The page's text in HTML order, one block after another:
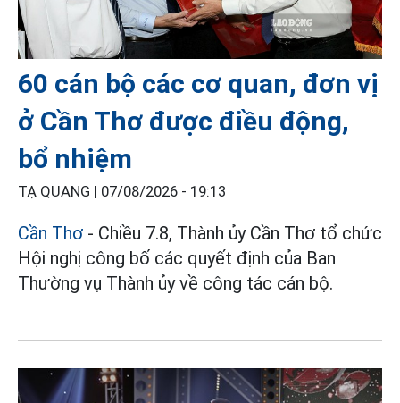
60 cán bộ các cơ quan, đơn vị
ở Cần Thơ được điều động,
bổ nhiệm
TẠ QUANG | 07/08/2026 - 19:13
Cần Thơ - Chiều 7.8, Thành ủy Cần Thơ tổ chức
Hội nghị công bố các quyết định của Ban
Thường vụ Thành ủy về công tác cán bộ.